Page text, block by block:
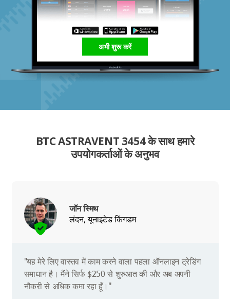
अभी शुरू करें
BTC ASTRAVENT 3454 के साथ हमारे
उपयोगकर्ताओं के अनुभव
जॉन स्मिथ
लंदन, यूनाइटेड किंगडम
"यह मेरे लिए वास्तव में काम करने वाला पहला ऑनलाइन ट्रेडिंग
समाधान है। मैंने सिर्फ $250 से शुरुआत की और अब अपनी
नौकरी से अधिक कमा रहा हूँ।"